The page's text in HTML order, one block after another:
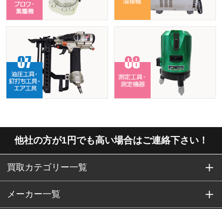
他社の方が1円でも高い場合はご連絡下さい！
買取カテゴリー一覧
メーカー一覧